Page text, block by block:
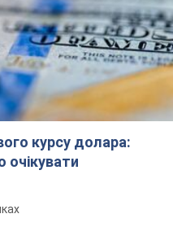
курсу долара:
очікувати